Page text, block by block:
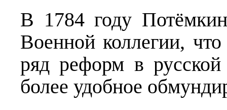
В 1784 году
Военной коллегии,
ряд реформ в
более удобное